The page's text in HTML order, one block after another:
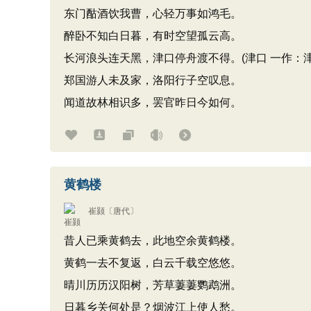
东门酤酒饮我曹，心轻万事如鸿毛。
醉卧不知白日暮，有时空望孤云高。
长河浪头连天黑，津口停舟渡不得。(津口 一作：
郑国游人未及家，洛阳行子空叹息。
闻道故林相识多，罢官昨日今如何。
黄鹤楼
崔颢 〔唐代〕
昔人已乘黄鹤去，此地空余黄鹤楼。
黄鹤一去不复返，白云千载空悠悠。
晴川历历汉阳树，芳草萋萋鹦鹉洲。
日暮乡关何处是？烟波江上使人愁。